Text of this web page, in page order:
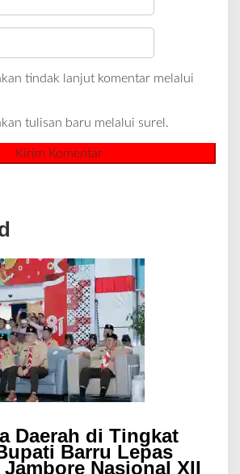
tindak lanjut komentar melalui
tulisan baru melalui surel.
Daerah di Tingkat
Barru Lepas
Nasional XII